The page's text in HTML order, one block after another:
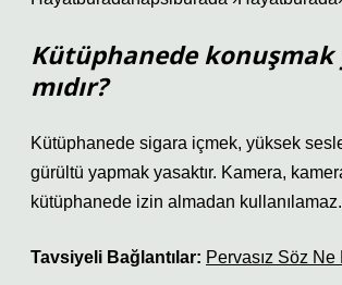
Kütüphanede konuşmak
mıdır?
Kütüphanede sigara içmek, yüksek
gürültü yapmak yasaktır. Kamera,
kütüphanede izin almadan kullanılamaz.
Tavsiyeli Bağlantılar: Pervasız Söz Ne